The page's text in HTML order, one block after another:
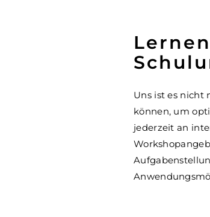
Uns ist es nicht
können, um
jederzeit an